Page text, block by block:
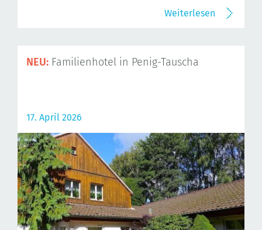
Weiterlesen
NEU: Familienhotel in Penig-Tauscha
17. April 2026